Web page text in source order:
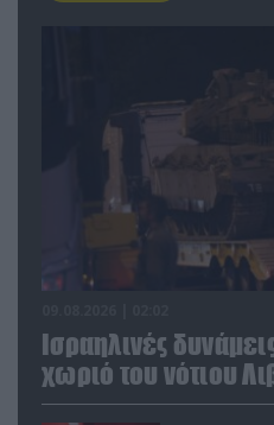
Ισραηλινές
χωριό του νότιου